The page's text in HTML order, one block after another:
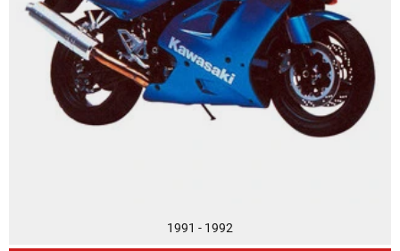
1991 - 1992